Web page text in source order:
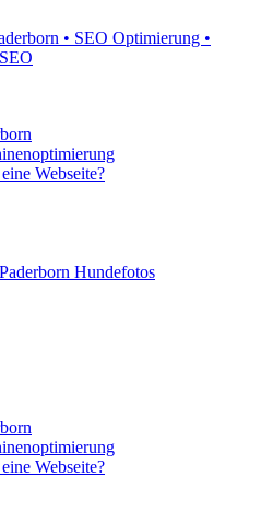
Webseite?
Hundefotos
Webseite?